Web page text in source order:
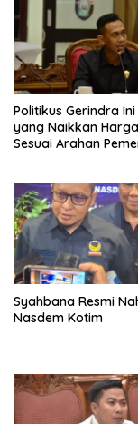
Politikus Gerindra Ini
yang Naikkan
Sesuai Arahan
Syahbana Resmi
Nasdem Kotim